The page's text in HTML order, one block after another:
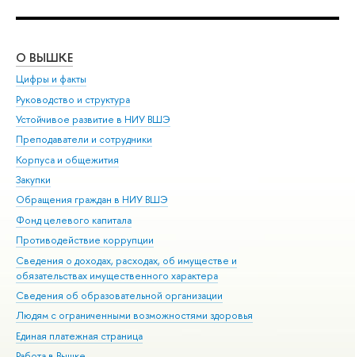
О ВЫШКЕ
Цифры и факты
Руководство и структура
Устойчивое развитие в НИУ ВШЭ
Преподаватели и сотрудники
Корпуса и общежития
Закупки
Обращения граждан в НИУ ВШЭ
Фонд целевого капитала
Противодействие коррупции
Сведения о доходах, расходах, об имуществе и
обязательствах имущественного характера
Сведения об образовательной организации
Людям с ограниченными возможностями здоровья
Единая платежная страница